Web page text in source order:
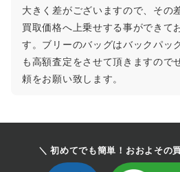
大きく差がございますので、その
買取価格へ上乗せする事ができて
す。ブリーのバッグはバックパッ
も高額査定をさせて頂きますので
頼をお願い致します。
＼ 初めてでも簡単！おおよその